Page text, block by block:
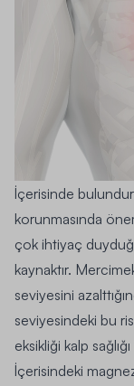
İçerisinde
korunmasında
çok ihtiyaç
kaynaktır.
seviyesini
seviyesindeki bu
eksikliği kalp
İçerisindeki